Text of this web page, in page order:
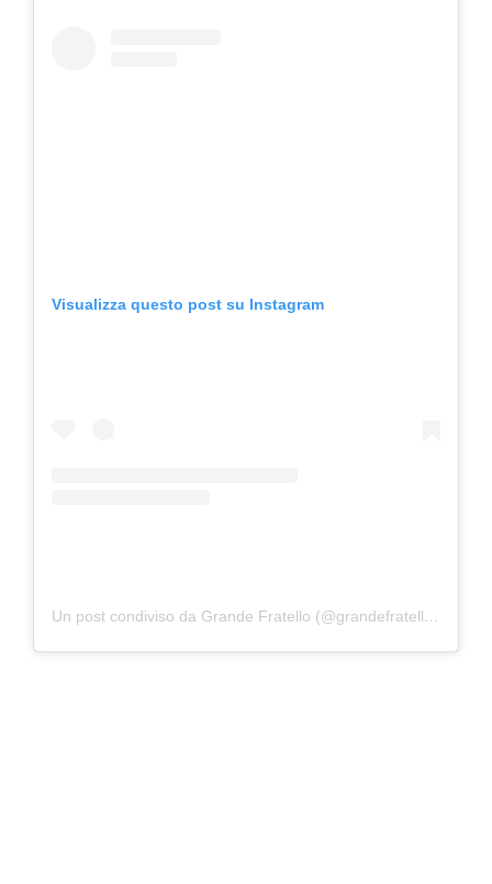
Visualizza questo post su Instagram
Un post condiviso da Grande Fratello (@grandefratellotv)